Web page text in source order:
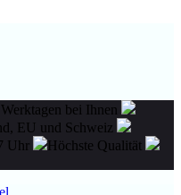
bei Ihnen
EU und Schweiz
Uhr
Höchste Qualität